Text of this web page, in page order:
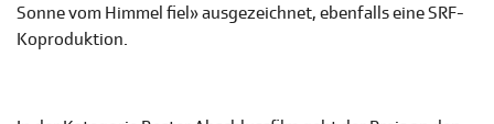
Sonne vom Himmel fiel» ausgezeichnet, ebenfalls eine SRF-
Koproduktion.